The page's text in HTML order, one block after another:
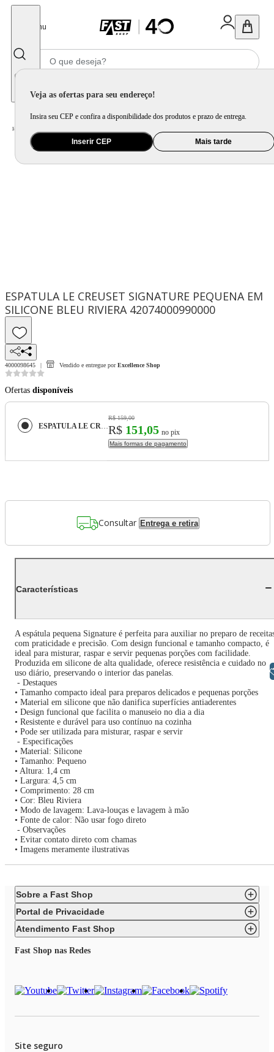
Menu
Veja as ofertas para seu endereço!
Insira seu CEP e confira a disponibilidade dos produtos e prazo de entrega.
Inserir CEP Mais tarde
Home
ESPATULA LE CREUSET SIGNATURE PEQUENA EM
SILICONE BLEU RIVIERA 42074000990000
4000098645 Vendido e entregue por Excellence Shop
Ofertas disponíveis
ESPATULA LE CREUSET SIGNATURE PEQUENA EM SILICONE BLEU RIVIERA 42074000990000
R$ 159,00
R$ 151,05 no pix
Mais formas de pagamento
Consultar Entrega e retira
Características
A espátula pequena Signature é perfeita para auxiliar no preparo de
com praticidade e precisão. Com design funcional e tamanho compacto, é
ideal para misturar, raspar e servir pequenas porções com facilidade.
Produzida em silicone de alta qualidade, oferece resistência e cuidado no
uso diário, preservando o interior das panelas.
- Destaques
• Tamanho compacto ideal para preparos delicados e pequenas porções
• Material em silicone que não danifica superfícies antiaderentes
• Design funcional que facilita o manuseio no dia a dia
• Resistente e durável para uso contínuo na cozinha
• Pode ser utilizada para misturar, raspar e servir
- Especificações
• Material: Silicone
• Tamanho: Pequeno
• Altura: 1,4 cm
• Largura: 4,5 cm
• Comprimento: 28 cm
• Cor: Bleu Riviera
• Modo de lavagem: Lava-louças e lavagem à mão
• Fonte de calor: Não usar fogo direto
- Observações
• Evitar contato direto com chamas
• Imagens meramente ilustrativas
Sobre a Fast Shop
Portal de Privacidade
Atendimento Fast Shop
Fast Shop nas Redes
Site seguro